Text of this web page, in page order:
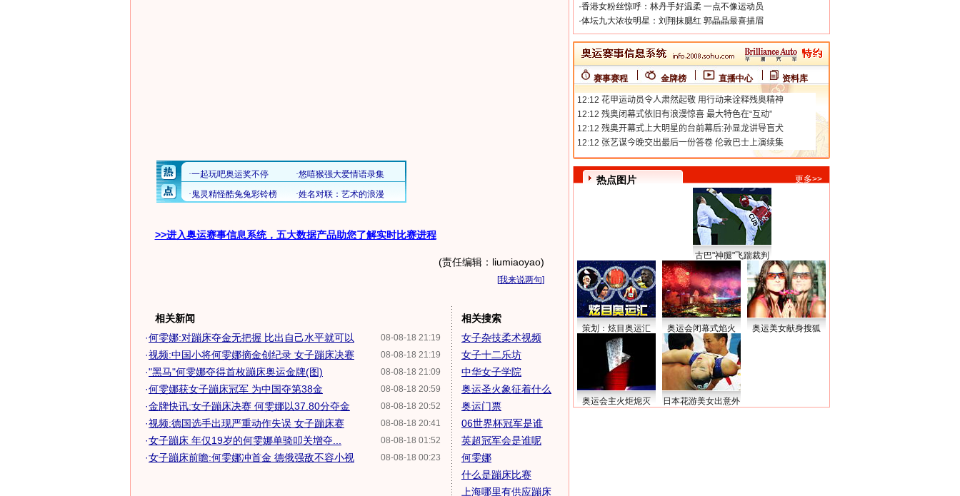
>>进入奥运赛事信息系统，五大数据产品助您了解实时比赛进程
(责任编辑：liumiaoyao)
[我来说两句]
相关新闻
08-08-18 21:19
·何雯娜:对蹦床夺金无把握 比出自己水平就可以
08-08-18 21:19
·视频:中国小将何雯娜摘金创纪录 女子蹦床决赛
08-08-18 21:09
·"黑马"何雯娜夺得首枚蹦床奥运金牌(图)
08-08-18 20:59
·何雯娜获女子蹦床冠军 为中国夺第38金
08-08-18 20:52
·金牌快讯:女子蹦床决赛 何雯娜以37.80分夺金
08-08-18 20:41
·视频:德国选手出现严重动作失误 女子蹦床赛
08-08-18 01:52
·女子蹦床 年仅19岁的何雯娜单骑叩关增夺...
08-08-18 00:23
·女子蹦床前瞻:何雯娜冲首金 德俄强敌不容小视
相关搜索
女子杂技柔术视频
女子十二乐坊
中华女子学院
奥运圣火象征着什么
奥运门票
06世界杯冠军是谁
英超冠军会是谁呢
何雯娜
什么是蹦床比赛
上海哪里有供应蹦床
·香港女粉丝惊呼：林丹手好温柔 一点不像运动员
·体坛九大浓妆明星：刘翔抹腮红 郭晶晶最喜描眉
赛事赛程 金牌榜 直播中心 资料库
热点图片 更多>>
古巴"神腿"飞踹裁判
策划：炫目奥运汇 奥运会闭幕式焰火 奥运美女献身搜狐
奥运会主火炬熄灭 日本花游美女出意外